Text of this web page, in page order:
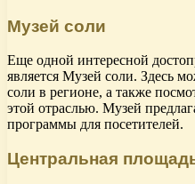
Музей соли
Еще одной интересной
является Музей соли. Здесь
соли в регионе, а также
этой отраслью. Музей
программы для посетителей.
Центральная